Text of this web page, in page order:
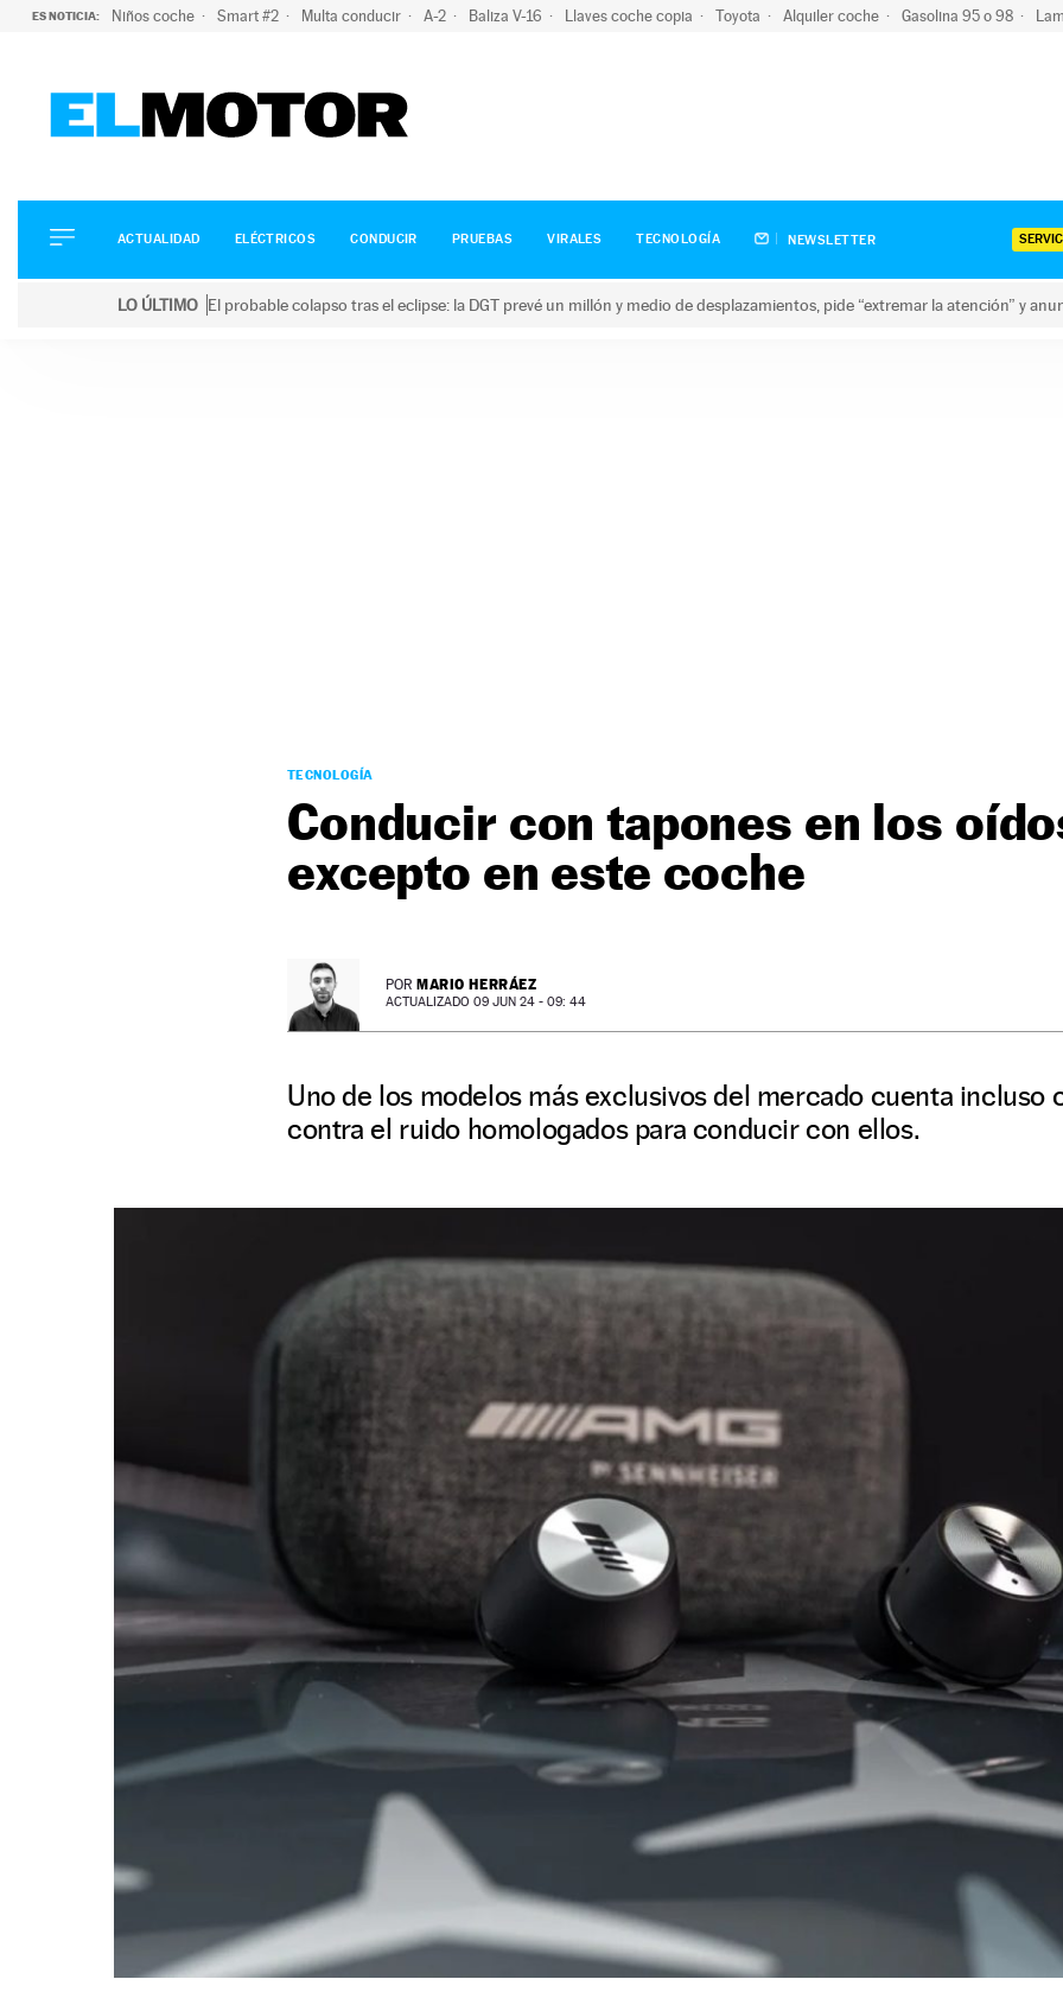
ES NOTICIA: Niños coche Smart #2 Multa conducir A-2 Baliza V-16 Llaves coche copia Toyota Alquiler coche Gasolina 95 o 98
ELÉCTRICOS
CONDUCIR
ACTUALIDAD ELÉCTRICOS CONDUCIR PRUEBAS VIRALES TECNOLOGÍA NEWSLETTER
LO ÚLTIMO El probable colapso tras el eclipse: la DGT prevé un millón y medio de desplazamientos, pide “extremar la atención” y
TECNOLOGÍA
Conducir con tapones en los
excepto en este coche
POR MARIO HERRÁEZ
ACTUALIZADO 09 JUN 24 - 09: 44
Uno de los modelos más exclusivos del mercado cuenta incluso
contra el ruido homologados para conducir con ellos.